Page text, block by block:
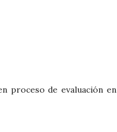
proceso de evaluación en